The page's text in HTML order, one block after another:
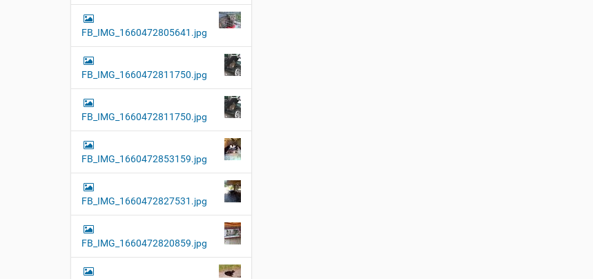
FB_IMG_1660472805641.jpg
FB_IMG_1660472811750.jpg
FB_IMG_1660472811750.jpg
FB_IMG_1660472853159.jpg
FB_IMG_1660472827531.jpg
FB_IMG_1660472820859.jpg